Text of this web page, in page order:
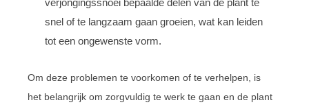
snel of te langzaam gaan groeien, wat kan leiden
tot een ongewenste vorm.
Om deze problemen te voorkomen of te verhelpen, is
het belangrijk om zorgvuldig te werk te gaan en de plant